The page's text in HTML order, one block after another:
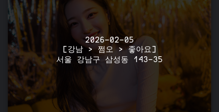
2026-02-05
[강남 > 쩜오 > 좋아요]
서울 강남구 삼성동 143-35